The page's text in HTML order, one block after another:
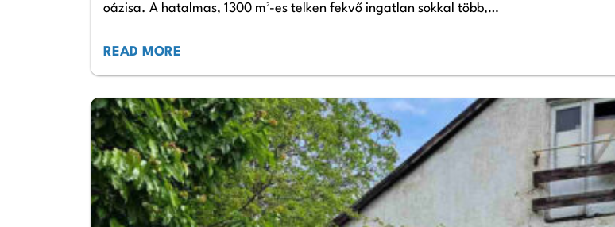
oázisa. A hatalmas, 1300 m²-es telken fekvő ingatlan sokkal több,…
READ MORE